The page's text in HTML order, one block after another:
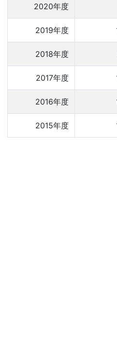
2020年度
2019年度
2018年度
2017年度
2016年度
2015年度